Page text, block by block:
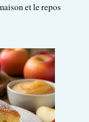
et le repos